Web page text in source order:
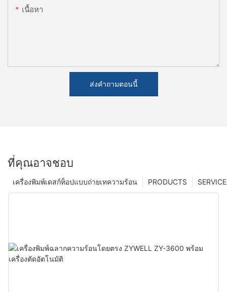
เนื้อหา
ส่งคำถามตอนนี้
ที่คุณอาจชอบ
SERVICE
PRODUCTS
เครื่องพิมพ์เดสก์ท็อปแบบถ่ายเทความร้อน